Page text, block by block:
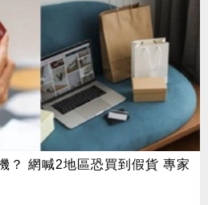
？ 網喊2地區恐買到假貨 專家